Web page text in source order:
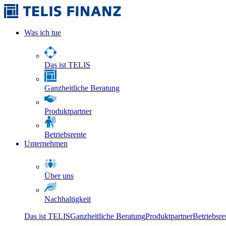
Was ich tue
Das ist TELIS
Ganzheitliche Beratung
Produktpartner
Betriebsrente
Unternehmen
Über uns
Nachhaltigkeit
Das ist TELISGanzheitliche BeratungProduktpartner